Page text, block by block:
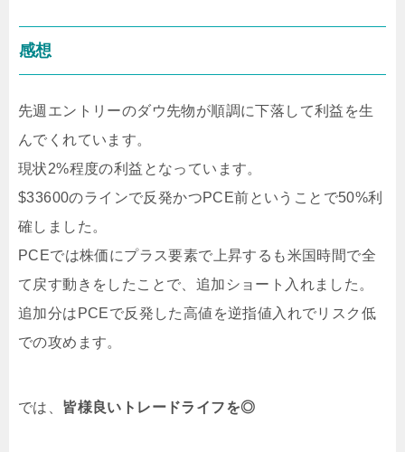
感想
先週エントリーのダウ先物が順調に下落して利益を生
んでくれています。
現状2%程度の利益となっています。
$33600のラインで反発かつPCE前ということで50%利
確しました。
PCEでは株価にプラス要素で上昇するも米国時間で全
て戻す動きをしたことで、追加ショート入れました。
追加分はPCEで反発した高値を逆指値入れでリスク低
での攻めます。
では、 皆様良いトレードライフを◎